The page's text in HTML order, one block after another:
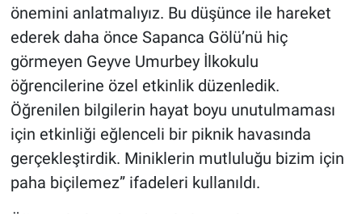
önemini anlatmalıyız. Bu düşünce ile hareket
ederek daha önce Sapanca Gölü’nü hiç
görmeyen Geyve Umurbey İlkokulu
öğrencilerine özel etkinlik düzenledik.
Öğrenilen bilgilerin hayat boyu unutulmaması
için etkinliği eğlenceli bir piknik havasında
gerçekleştirdik. Miniklerin mutluluğu bizim için
paha biçilemez” ifadeleri kullanıldı.